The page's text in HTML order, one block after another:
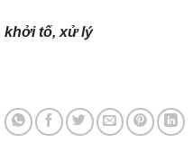
khởi tố, xử lý